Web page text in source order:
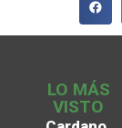
LO MÁS
VISTO